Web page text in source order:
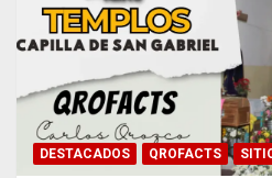
DESTACADOS QROFACTS